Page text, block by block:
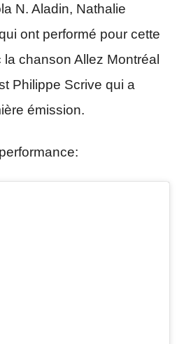
N. Aladin, Nathalie
ont performé pour cette
chanson Allez Montréal
Philippe Scrive qui a
émission.